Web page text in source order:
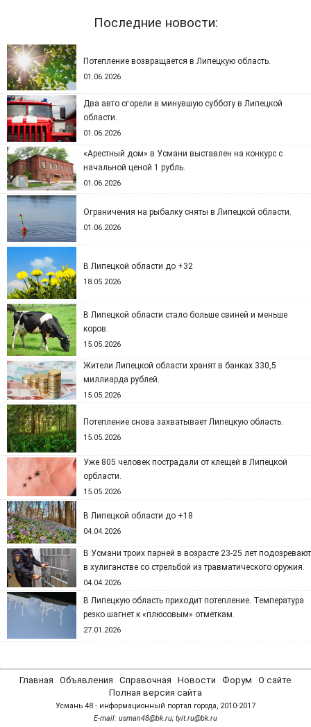
Последние новости:
Потепление возвращается в Липецкую область.
01.06.2026
Два авто сгорели в минувшую субботу в Липецкой
области.
01.06.2026
«Арестный дом» в Усмани выставлен на конкурс с
начальной ценой 1 рубль.
01.06.2026
Ограничения на рыбалку сняты в Липецкой области.
01.06.2026
В Липецкой области до +32
18.05.2026
В Липецкой области стало больше свиней и меньше
коров.
15.05.2026
Жители Липецкой области хранят в банках 330,5
миллиарда рублей.
15.05.2026
Потепление снова захватывает Липецкую область.
15.05.2026
Уже 805 человек пострадали от клещей в Липецкой
орбласти.
15.05.2026
В Липецкой области до +18
04.04.2026
В Усмани троих парней в возрасте 23-25 лет подозревают
в хулиганстве со стрельбой из травматического оружия.
04.04.2026
В Липецкую область приходит потепление. Температура
резко шагнет к «плюсовым» отметкам.
27.01.2026
Главная Объявления Справочная Новости Форум
О сайте
Полная версия сайта
Усмань 48 - информационный портал города, 2010-2017
Е-mail: usman48@bk.ru; tyit.ru@bk.ru